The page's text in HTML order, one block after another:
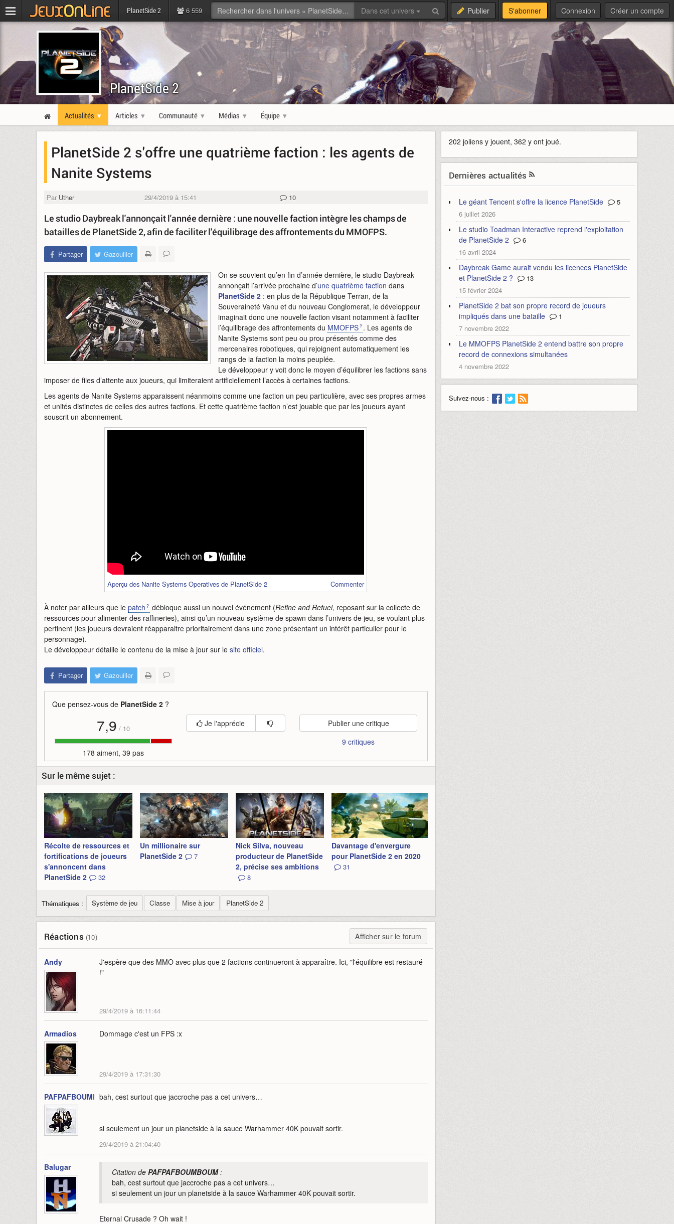
PlanetSide 2 6 559 Dans cet univers Publier S'abonner Connexion Créer un compte
PlanetSide 2
Actualités Articles Communauté Médias Équipe
PlanetSide 2 s'offre une quatrième faction : les agents de
Nanite Systems
Par Uther 29/4/2019 à 15:41 10
Le studio Daybreak l'annonçait l'année dernière : une nouvelle faction intègre les champs de
batailles de PlanetSide 2, afin de faciliter l'équilibrage des affrontements du MMOFPS.
Partager Gazouiller
On se souvient qu’en fin d’année dernière, le studio Daybreak
annonçait l’arrivée prochaine d’une quatrième faction dans
PlanetSide 2 : en plus de la République Terran, de la
Souveraineté Vanu et du nouveau Conglomerat, le développeur
imaginait donc une nouvelle faction visant notamment à faciliter
l’équilibrage des affrontements du MMOFPS . Les agents de
Nanite Systems sont peu ou prou présentés comme des
mercenaires robotiques, qui rejoignent automatiquement les
rangs de la faction la moins peuplée.
Le développeur y voit donc le moyen d’équilibrer les factions sans
imposer de files d’attente aux joueurs, qui limiteraient artificiellement l’accès à certaines factions.
Les agents de Nanite Systems apparaissent néanmoins comme une faction un peu particulière, avec ses propres armes
et unités distinctes de celles des autres factions. Et cette quatrième faction n’est jouable que par les joueurs ayant
souscrit un abonnement.
Commenter
Aperçu des Nanite Systems Operatives de PlanetSide 2
À noter par ailleurs que le patch débloque aussi un nouvel événement (Refine and Refuel, reposant sur la collecte de
ressources pour alimenter des raffineries), ainsi qu’un nouveau système de spawn dans l’univers de jeu, se voulant plus
pertinent (les joueurs devraient réapparaitre prioritairement dans une zone présentant un intérêt particulier pour le
personnage).
Le développeur détaille le contenu de la mise à jour sur le site officiel.
Partager Gazouiller
Que pensez-vous de PlanetSide 2 ?
7,9 / 10
178 aiment, 39 pas
Je l'apprécie
Publier une critique
9 critiques
Sur le même sujet :
Récolte de ressources et
fortifications de joueurs
s'annoncent dans
PlanetSide 2
32
Un millionaire sur
PlanetSide 2
7
Nick Silva, nouveau
producteur de PlanetSide
2, précise ses ambitions
8
Davantage d'envergure
pour PlanetSide 2 en 2020
31
Thématiques : Système de jeu Classe Mise à jour PlanetSide 2
Réactions (10) Afficher sur le forum
Andy
J'espère que des MMO avec plus que 2 factions continueront à apparaître. Ici, "l'équilibre est restauré
!"
29/4/2019 à 16:11:44
Armadios Dommage c'est un FPS :x
29/4/2019 à 17:31:30
PAFPAFBOUMBOUMbah, cest surtout que jaccroche pas a cet univers…
si seulement un jour un planetside à la sauce Warhammer 40K pouvait sortir.
29/4/2019 à 21:04:40
Balugar Citation de PAFPAFBOUMBOUM:
bah, cest surtout que jaccroche pas a cet univers…
si seulement un jour un planetside à la sauce Warhammer 40K pouvait sortir.
Eternal Crusade ? Oh wait !
202 joliens y jouent, 362 y ont joué.
Dernières actualités
Le géant Tencent s'offre la licence PlanetSide
5
6 juillet 2026
Le studio Toadman Interactive reprend l'exploitation
de PlanetSide 2
6
16 avril 2024
Daybreak Game aurait vendu les licences PlanetSide
et PlanetSide 2 ?
13
15 février 2024
PlanetSide 2 bat son propre record de joueurs
impliqués dans une bataille
1
7 novembre 2022
Le MMOFPS PlanetSide 2 entend battre son propre
record de connexions simultanées
4 novembre 2022
Suivez-nous :